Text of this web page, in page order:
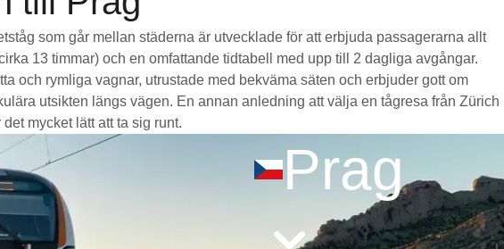
som går mellan städerna är utvecklade för att erbjuda passagerarna allt
13 timmar) och en omfattande tidtabell med upp till 2 dagliga avgångar.
och rymliga vagnar, utrustade med bekväma säten och erbjuder gott om
utsikten längs vägen. En annan anledning att välja en tågresa från Zürich
mycket lätt att ta sig runt.
Prag